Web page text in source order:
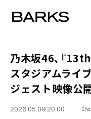
乃木坂46、『
スタジアムライ
ジェスト映像公
2026.05.09 20:00